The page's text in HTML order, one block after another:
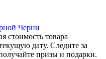
стоимость товара
дату. Следите за
призы и подарки.